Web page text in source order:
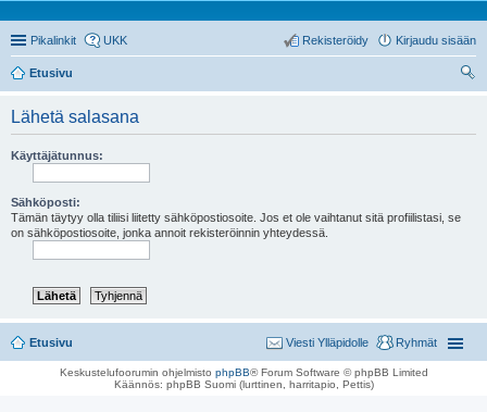
Pikalinkit UKK Kirjaudu sisään
Rekisteröidy
Etusivu
Lähetä salasana
Käyttäjätunnus:
Sähköposti:
Tämän täytyy olla tiliisi liitetty sähköpostiosoite. Jos et ole vaihtanut sitä profiilistasi, se
on sähköpostiosoite, jonka annoit rekisteröinnin yhteydessä.
Etusivu Ryhmät
Viesti Ylläpidolle
Keskustelufoorumin ohjelmisto phpBB® Forum Software © phpBB Limited
Käännös: phpBB Suomi (lurttinen, harritapio, Pettis)